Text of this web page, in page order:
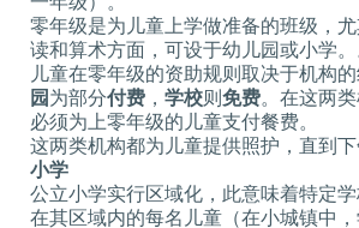
零年级是为儿童上学做准备的班级，
读和算术方面，可设于幼儿园或小学。
儿童在零年级的资助规则取决于机构的
园 为部分付费 ， 学校则免费。在这两
必须为上零年级的儿童支付餐费。
这两类机构都为儿童提供照护，直到下
小学
公立小学实行区域化，此意味着特定
在其区域内的每名儿童（在小城镇中